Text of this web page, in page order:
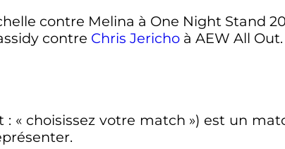
contre Melina à One Night Stand
contre Chris Jerichoà AEW All Out.
: « choisissez votre match ») est un